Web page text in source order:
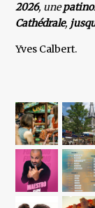
2026, une
Cathédrale,
Yves Calbert.